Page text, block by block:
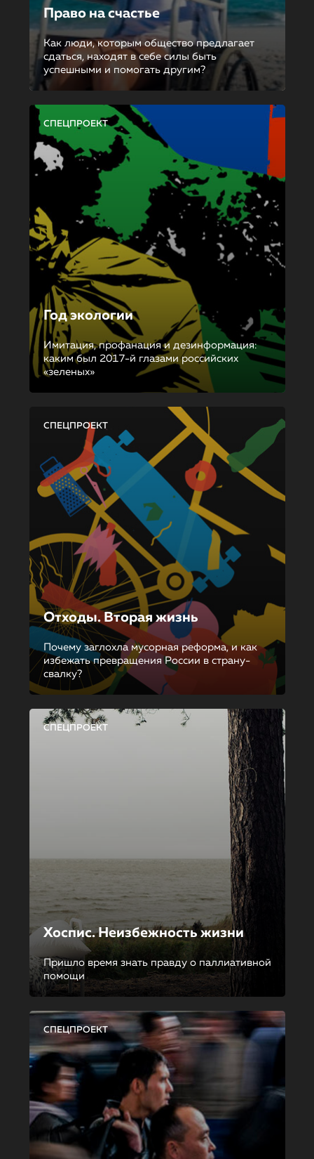
Право на счастье
Как люди, которым общество предлагает
сдаться, находят в себе силы быть
успешными и помогать другим?
СПЕЦПРОЕКТ
Год экологии
Имитация, профанация и дезинформация:
каким был 2017-й глазами российских
«зеленых»
СПЕЦПРОЕКТ
Отходы. Вторая жизнь
Почему заглохла мусорная реформа, и как
избежать превращения России в страну-
свалку?
СПЕЦПРОЕКТ
Хоспис. Неизбежность жизни
Пришло время знать правду о паллиативной
помощи
СПЕЦПРОЕКТ